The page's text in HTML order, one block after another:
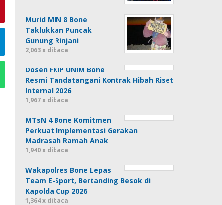
Murid MIN 8 Bone
Taklukkan Puncak
Gunung Rinjani
2,063 x dibaca
Dosen FKIP UNIM Bone
Resmi Tandatangani Kontrak Hibah Riset
Internal 2026
1,967 x dibaca
MTsN 4 Bone Komitmen
Perkuat Implementasi Gerakan
Madrasah Ramah Anak
1,940 x dibaca
Wakapolres Bone Lepas
Team E-Sport, Bertanding Besok di
Kapolda Cup 2026
1,364 x dibaca